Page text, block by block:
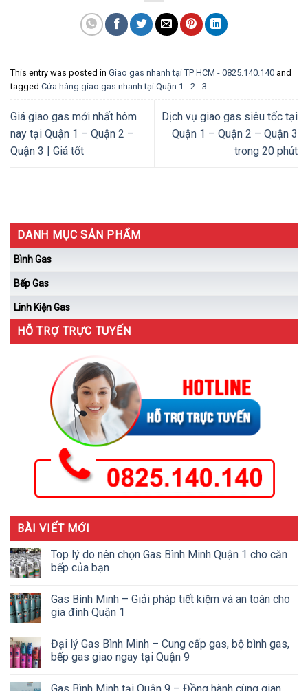
This entry was posted in Giao gas nhanh tại TP HCM - 0825.140.140 and
tagged Cửa hàng giao gas nhanh tại Quận 1 - 2 - 3
Giá giao gas mới nhất hôm
nay tại Quận 1 – Quận 2 –
Quận 3 | Giá tốt
Dịch vụ giao gas siêu tốc tại
Quận 1 – Quận 2 – Quận 3
trong 20 phút
DANH MỤC SẢN PHẨM
Bình Gas
Bếp Gas
Linh Kiện Gas
HỖ TRỢ TRỰC TUYẾN
BÀI VIẾT MỚI
Top lý do nên chọn Gas Bình Minh Quận 1 cho căn
bếp của bạn
Gas Bình Minh – Giải pháp tiết kiệm và an toàn cho
gia đình Quận 1
Đại lý Gas Bình Minh – Cung cấp gas, bộ bình gas,
bếp gas giao ngay tại Quận 9